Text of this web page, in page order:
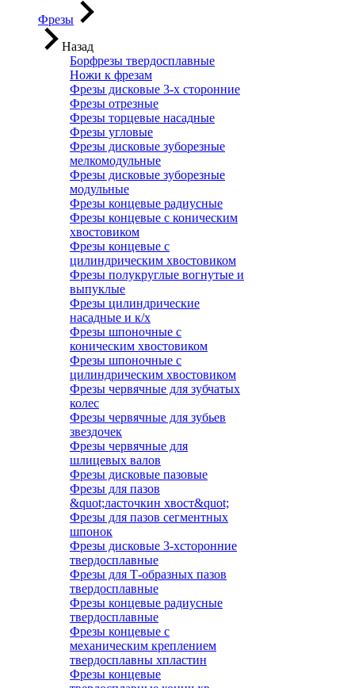
Фрезы
Назад
Борфрезы твердосплавные
Ножи к фрезам
Фрезы дисковые 3-х сторонние
Фрезы отрезные
Фрезы торцевые насадные
Фрезы угловые
Фрезы дисковые зуборезные
мелкомодульные
Фрезы дисковые зуборезные
модульные
Фрезы концевые радиусные
Фрезы концевые с коническим
хвостовиком
Фрезы концевые с
цилиндрическим хвостовиком
Фрезы полукруглые вогнутые и
выпуклые
Фрезы цилиндрические
насадные и к/х
Фрезы шпоночные с
коническим хвостовиком
Фрезы шпоночные с
цилиндрическим хвостовиком
Фрезы червячные для зубчатых
колес
Фрезы червячные для зубьев
звездочек
Фрезы червячные для
шлицевых валов
Фрезы дисковые пазовые
Фрезы для пазов
&quot;ласточкин хвост&quot;
Фрезы для пазов сегментных
шпонок
Фрезы дисковые 3-хсторонние
твердосплавные
Фрезы для Т-образных пазов
твердосплавные
Фрезы концевые радиусные
твердосплавные
Фрезы концевые с
механическим креплением
твердосплавны хпластин
Фрезы концевые